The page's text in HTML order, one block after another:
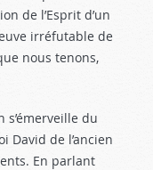
de l’Esprit d’un
irréfutable de
nous tenons,
s’émerveille du
David de l’ancien
En parlant